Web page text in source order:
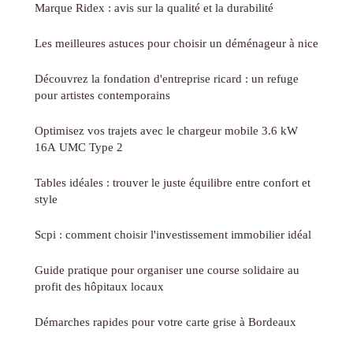
Marque Ridex : avis sur la qualité et la durabilité
Les meilleures astuces pour choisir un déménageur à nice
Découvrez la fondation d'entreprise ricard : un refuge
pour artistes contemporains
Optimisez vos trajets avec le chargeur mobile 3.6 kW
16A UMC Type 2
Tables idéales : trouver le juste équilibre entre confort et
style
Scpi : comment choisir l'investissement immobilier idéal
Guide pratique pour organiser une course solidaire au
profit des hôpitaux locaux
Démarches rapides pour votre carte grise à Bordeaux